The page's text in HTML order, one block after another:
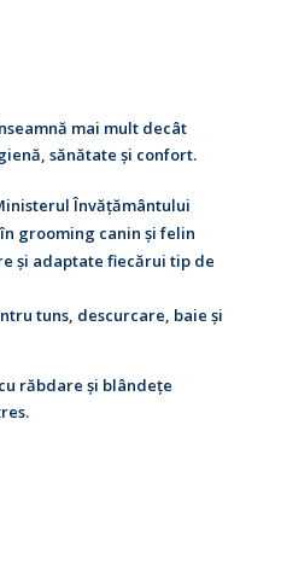
mai mult decât
sănătate și confort.
Învățământului
grooming canin și felin
și adaptate fiecărui tip de
tuns, descurcare, baie și
răbdare și blândețe